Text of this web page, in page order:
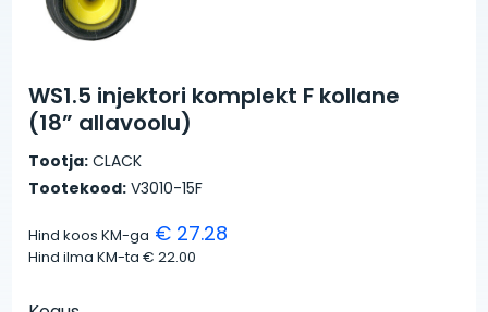
WS1.5 injektori komplekt F kollane
(18” allavoolu)
Tootja: CLACK
Tootekood: V3010-15F
Hind koos KM-ga € 27.28
Hind ilma KM-ta€ 22.00